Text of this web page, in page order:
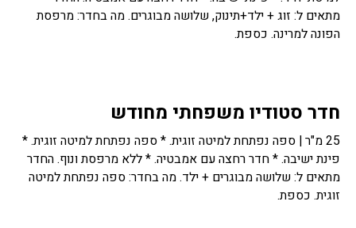
מתאים ל: זוג + ילד+תינוק, שלושה מבוגרים. מה בחדר: מרפסת
הפונה למרינה. כספת.
חדר סטודיו משפחתי מחודש
25 מ"ר | ספה נפתחת למיטה זוגית. * ספה נפתחת למיטה זוגית. *
פינת ישיבה. * חדר רחצה עם אמבטיה. * ללא מרפסת ונוף. החדר
מתאים ל: שלושה מבוגרים + ילד. מה בחדר: ספה נפתחת למיטה
זוגית. כספת.